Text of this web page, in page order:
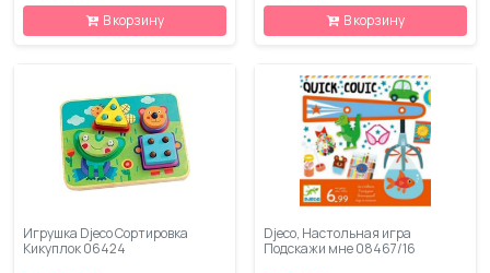
В корзину В корзину
Игрушка Djeco Сортировка
Кикуплок 06424
Djeco, Настольная игра
Подскажи мне 08467/16